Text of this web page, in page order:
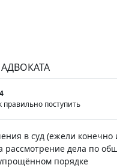
правильно поступить
в суд (ежели конечно
рассмотрение дела по
порядке